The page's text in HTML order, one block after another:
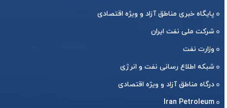
پایگاه خبری مناطق آزاد و ویژه اقتصادی
شرکت ملی نفت ایران
وزارت نفت
شبکه اطلاع رسانی نفت و انرژی
درگاه مناطق آزاد و ویژه اقتصادی
Iran Petroleum